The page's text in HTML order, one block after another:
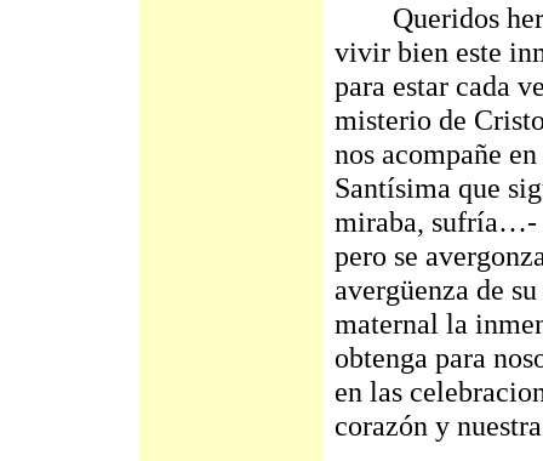
Queridos
vivir bien este
para estar cada
misterio de
nos acompañe
Santísima que
miraba, sufría…-
pero se
avergüenza de
maternal la
obtenga para
en las
corazón y